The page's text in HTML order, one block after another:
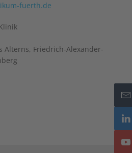
fuerth.de
Friedrich-Alexander-